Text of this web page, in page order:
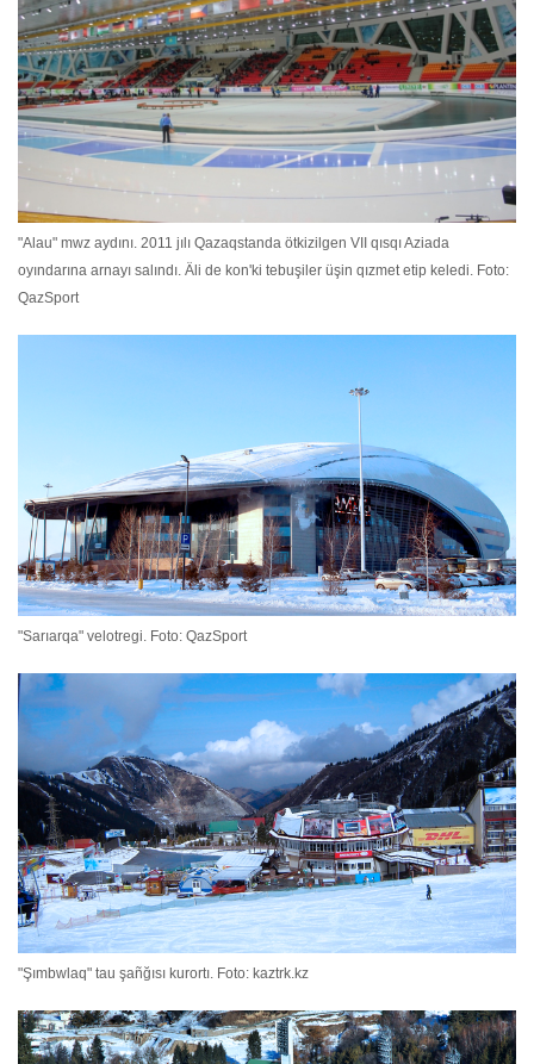
"Alau" mwz aydını. 2011 jılı Qazaqstanda ötkizilgen VII qısqı Aziada
oyındarına arnayı salındı. Äli de kon'ki tebuşiler üşin qızmet etip keledi. Foto:
QazSport
"Sarıarqa" velotregi. Foto: QazSport
"Şımbwlaq" tau şañğısı kurortı. Foto: kaztrk.kz